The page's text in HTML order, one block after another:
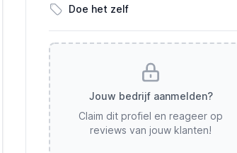
Doe het zelf
Jouw bedrijf aanmelden?
Claim dit profiel en reageer op
reviews van jouw klanten!